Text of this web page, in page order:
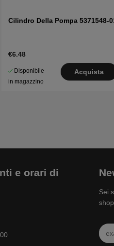
Cilindro Della Pompa 5371548-
€6.48
Disponibile
in magazzino
Acquista
e orari di
Sei